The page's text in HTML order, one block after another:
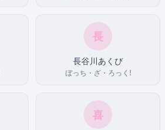
長
長谷川あくび
ぼっち・ざ・ろっく!
喜